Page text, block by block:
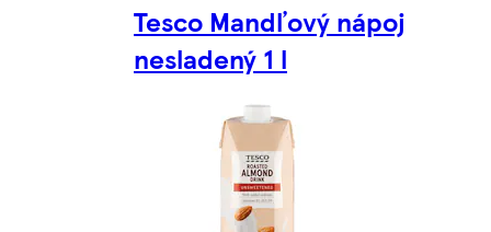
Tesco Mandľový nápoj
nesladený 1 l